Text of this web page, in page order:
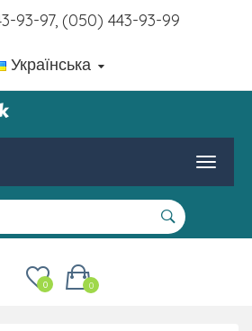
93-97, (050) 443-93-99
Українська
0
0